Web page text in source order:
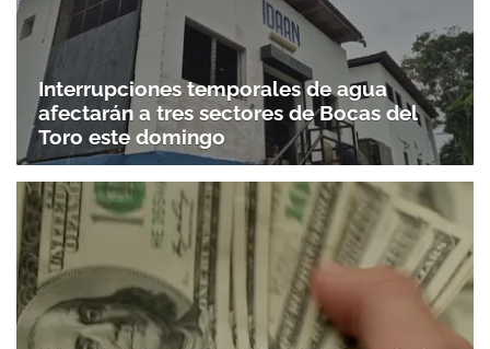
Interrupciones temporales de agua
afectarán a tres sectores de Bocas del
Toro este domingo